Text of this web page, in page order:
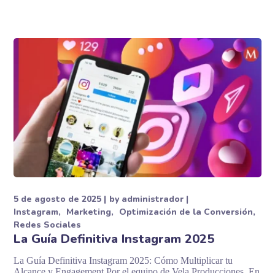
5 de agosto de 2025 by administrador
Instagram
Marketing
Optimización de la Conversión
Redes Sociales
La Guía Definitiva Instagram 2025
La Guía Definitiva Instagram 2025: Cómo Multiplicar tu